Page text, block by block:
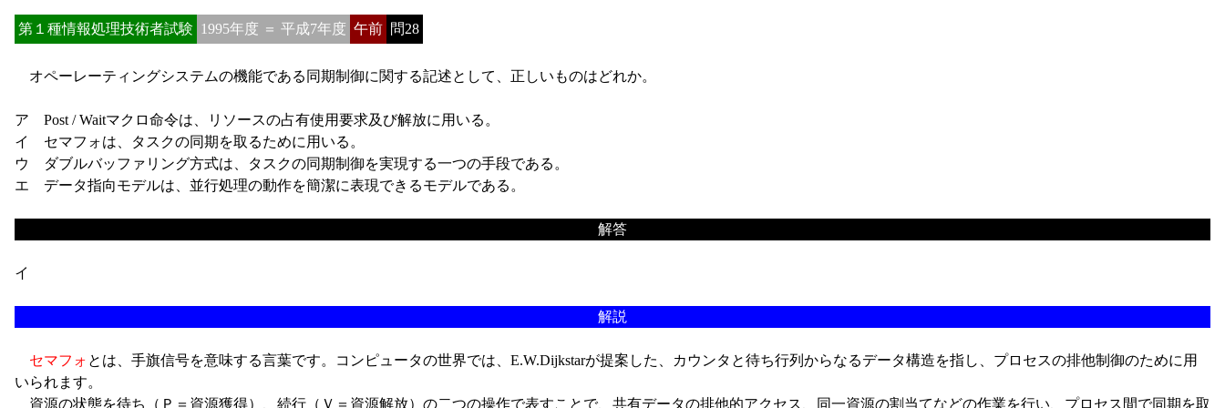
第１種情報処理技術者試験 1995年度 ＝ 平成7年度 午前 問28
オペーレーティングシステムの機能である同期制御に関する記述として、正しいものはどれか。
ア Post / Waitマクロ命令は、リソースの占有使用要求及び解放に用いる。
イ セマフォは、タスクの同期を取るために用いる。
ウ ダブルバッファリング方式は、タスクの同期制御を実現する一つの手段である。
エ データ指向モデルは、並行処理の動作を簡潔に表現できるモデルである。
解答
イ
解説
セマフォ とは、手旗信号を意味する言葉です。コンピュータの世界では、E.W.Dijkstarが提案した、カウンタと待ち行列からなるデータ構造を指し、プロセスの排他制御のために用
いられます。
資源の状態を待ち（Ｐ＝資源獲得）、続行（Ｖ＝資源解放）の二つの操作で表すことで、共有データの排他的アクセス、同一資源の割当てなどの作業を行い、プロセス間で同期を取